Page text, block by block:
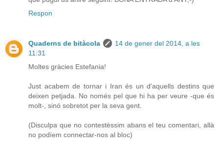
Respon
Quaderns de bitàcola
14 de gener del 2014, a les
11:31
Moltes gràcies Estefania!
Just acabem de tornar i Iran és un d'aquells destins que
deixen petjada. No només pel que hi ha per veure -que és
molt-, sinó sobretot per la seva gent.
(Disculpa que no contestèssim abans el teu comentari, allà
no podíem connectar-nos al bloc)